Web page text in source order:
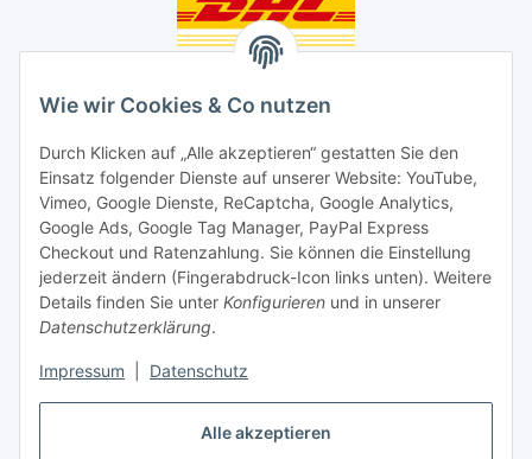
Alle akzeptieren
Wie wir Cookies & Co nutzen
Durch Klicken auf „Alle akzeptieren“ gestatten Sie den
Einsatz folgender Dienste auf unserer Website: YouTube,
Vimeo, Google Dienste, ReCaptcha, Google Analytics,
Google Ads, Google Tag Manager, PayPal Express
Checkout und Ratenzahlung. Sie können die Einstellung
jederzeit ändern (Fingerabdruck-Icon links unten). Weitere
Details finden Sie unter Konfigurieren und in unserer
Datenschutzerklärung.
Impressum Datenschutz
Social Media
Unsere Dienstleistungen
Lampenreparatur
Lichtservice für Senioren
Vertrag widerrufen